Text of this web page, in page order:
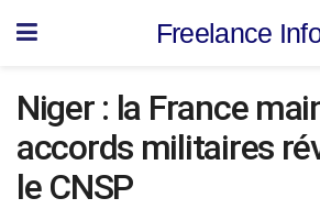
Freelance
Niger : la France
accords militaires
le CNSP